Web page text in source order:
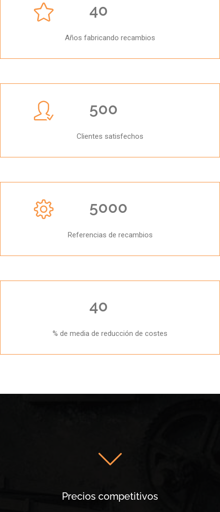
40
Años fabricando recambios
500
Clientes satisfechos
5000
Referencias de recambios
40
% de media de reducción de costes
Precios competitivos